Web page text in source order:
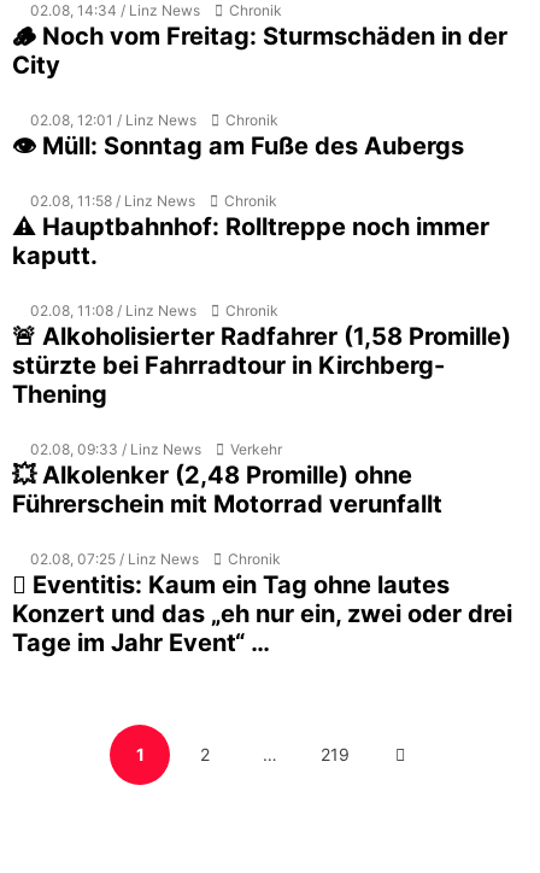
02.08, 14:34 / Linz News Chronik
🪵 Noch vom Freitag: Sturmschäden in der
City
02.08, 12:01 / Linz News Chronik
👁️ Müll: Sonntag am Fuße des Aubergs
02.08, 11:58 / Linz News Chronik
⚠️ Hauptbahnhof: Rolltreppe noch immer
kaputt.
02.08, 11:08 / Linz News Chronik
🚨 Alkoholisierter Radfahrer (1,58 Promille)
stürzte bei Fahrradtour in Kirchberg-
Thening
02.08, 09:33 / Linz News Verkehr
💥 Alkolenker (2,48 Promille) ohne
Führerschein mit Motorrad verunfallt
02.08, 07:25 / Linz News Chronik
🫪 Eventitis: Kaum ein Tag ohne lautes
Konzert und das „eh nur ein, zwei oder drei
Tage im Jahr Event“ …
Seitennummerierung
PAGE
1 PAGE
2 … PAGE
219 NEXT